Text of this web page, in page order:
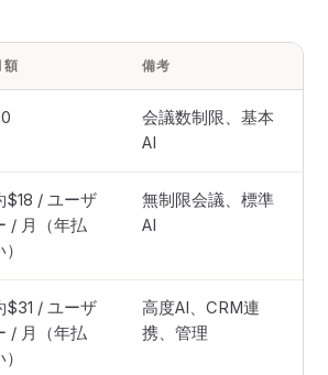
額 備考
会議数制限、基本
AI
$18 / ユーザ
/ 月（年払
無制限会議、標準
AI
$31 / ユーザ
/ 月（年払
高度AI、CRM連
携、管理